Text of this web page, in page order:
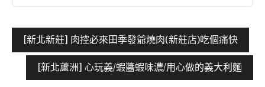
文
章
導
[新北新莊] 肉控必來田季發爺燒肉(新莊店)吃個痛快
[新北蘆洲] 心玩義/蝦醬蝦味濃/用心做的義大利麵